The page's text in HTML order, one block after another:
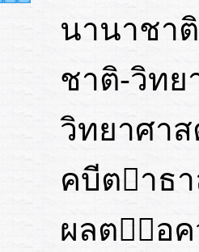
นานาชา
ชาติ-วิทย
วิทยาศา
คบีตาธ
ผลต่อค